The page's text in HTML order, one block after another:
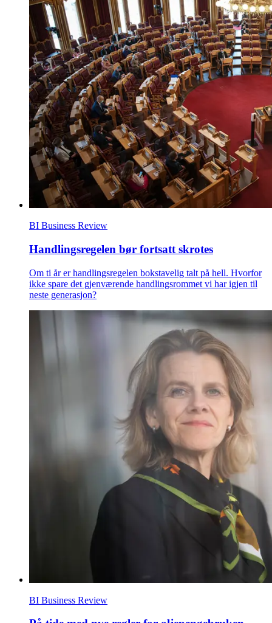
BI Business Review
Handlingsregelen bør fortsatt skrotes
Om ti år er handlingsregelen bokstavelig talt på hell. Hvorfor
ikke spare det gjenværende handlingsrommet vi har igjen til
neste generasjon?
BI Business Review